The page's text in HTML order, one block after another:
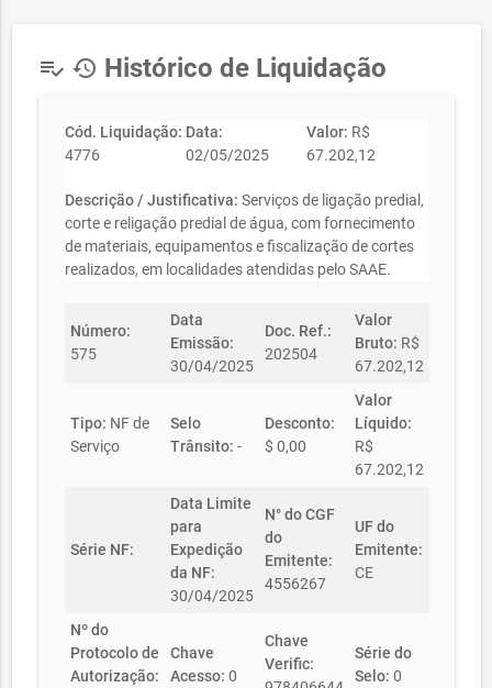
playlist_add_check history Histórico de Liquidação
Cód. Liquidação:
4776
Data:
02/05/2025
Valor: R$
67.202,12
Descrição / Justificativa: Serviços de ligação predial,
corte e religação predial de água, com fornecimento
de materiais, equipamentos e fiscalização de cortes
realizados, em localidades atendidas pelo SAAE.
Número:
575
Data
Emissão:
30/04/2025
Doc. Ref.:
202504
Valor
Bruto: R$
67.202,12
Tipo: NF de
Serviço
Selo
Trânsito: -
Desconto:
$ 0,00
Valor
Líquido:
R$
67.202,12
Série NF:
Data Limite
para
Expedição
da NF:
30/04/2025
N° do CGF
do
Emitente:
4556267
UF do
Emitente:
CE
Nº do
Protocolo de
Autorização:
Chave
Acesso: 0
Chave
Verific:
Série do
Selo: 0